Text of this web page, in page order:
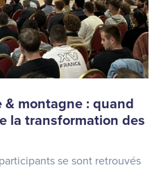
& montagne : quand
la transformation des
se sont retrouvés